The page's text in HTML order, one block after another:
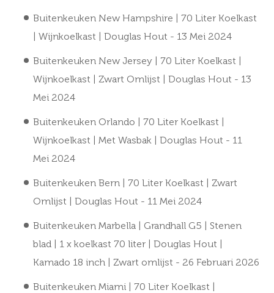
Buitenkeuken New Hampshire | 70 Liter Koelkast
| Wijnkoelkast | Douglas Hout - 13 Mei 2024
Buitenkeuken New Jersey | 70 Liter Koelkast |
Wijnkoelkast | Zwart Omlijst | Douglas Hout - 13
Mei 2024
Buitenkeuken Orlando | 70 Liter Koelkast |
Wijnkoelkast | Met Wasbak | Douglas Hout - 11
Mei 2024
Buitenkeuken Bern | 70 Liter Koelkast | Zwart
Omlijst | Douglas Hout - 11 Mei 2024
Buitenkeuken Marbella | Grandhall G5 | Stenen
blad | 1 x koelkast 70 liter | Douglas Hout |
Kamado 18 inch | Zwart omlijst - 26 Februari 2026
Buitenkeuken Miami | 70 Liter Koelkast |